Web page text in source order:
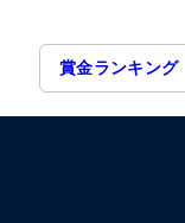
賞金ランキング